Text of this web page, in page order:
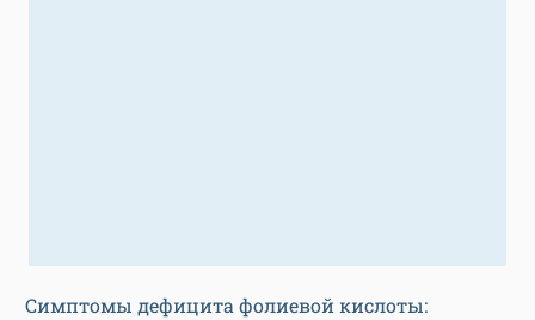
Симптомы дефицита фолиевой кислоты: